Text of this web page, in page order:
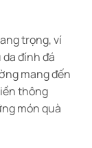
trọng, ví
đính đá
mang đến
thông
món quà